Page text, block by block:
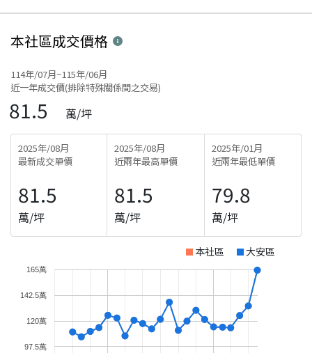
本社區成交價格
114年/07月~115年/06月
近一年成交價(排除特殊關係間之交易)
81.5 萬/坪
2025年/08月
最新成交單價
81.5
萬/坪
2025年/08月
近兩年最高單價
81.5
萬/坪
2025年/01月
近兩年最低單價
79.8
萬/坪
本社區 大安區
97.5萬
120萬
142.5萬
165萬